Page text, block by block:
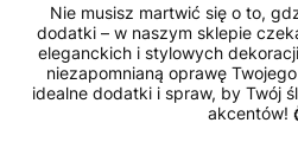
Nie musisz martwić się o to,
dodatki – w naszym sklepie
eleganckich i stylowych
niezapomnianą oprawę
idealne dodatki i spraw, by Twój
akcentów!